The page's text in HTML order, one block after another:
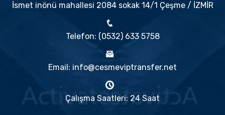
İsmet inönü mahallesi 2084 sokak 14/1 Çeşme / İZMİR
Telefon: (0532) 633 5758
Email: info@cesmeviptransfer.net
Çalışma Saatleri: 24 Saat